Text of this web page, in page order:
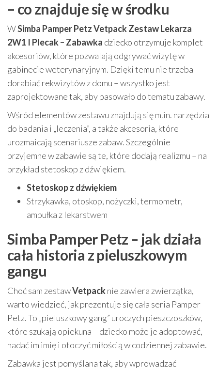
– co znajduje się w środku
WSimba Pamper Petz Vetpack Zestaw Lekarza
2W1 I Plecak – Zabawka dziecko otrzymuje komplet
akcesoriów, które pozwalają odgrywać wizytę w
gabinecie weterynaryjnym. Dzięki temu nie trzeba
dorabiać rekwizytów z domu – wszystko jest
zaprojektowane tak, aby pasowało do tematu zabawy.
Wśród elementów zestawu znajdują się m.in. narzędzia
do badania i „leczenia”, a także akcesoria, które
urozmaicają scenariusze zabaw. Szczególnie
przyjemne w zabawie są te, które dodają realizmu – na
przykład stetoskop z dźwiękiem.
Stetoskop z dźwiękiem
Strzykawka, otoskop, nożyczki, termometr,
ampułka z lekarstwem
Simba Pamper Petz – jak działa
cała historia z pieluszkowym
gangu
Choć sam zestawVetpacknie zawiera zwierzątka,
warto wiedzieć, jak prezentuje się cała seria Pamper
Petz. To „pieluszkowy gang” uroczych pieszczoszków,
które szukają opiekuna – dziecko może je adoptować,
nadać im imię i otoczyć miłością w codziennej zabawie.
Zabawka jest pomyślana tak, aby wprowadzać